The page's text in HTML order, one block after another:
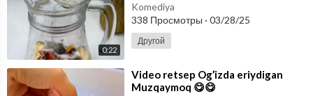
0:22
Komediya
338 Просмотры · 03/28/25
Другой
⁣Video retsep Og’izda eriydigan
Muzqaymoq 😋😋